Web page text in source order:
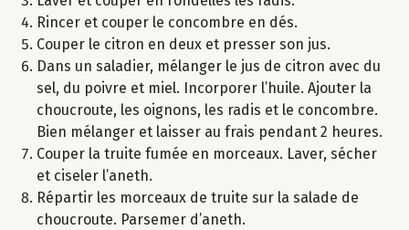
Rincer et couper le concombre en dés.
Couper le citron en deux et presser son jus.
Dans un saladier, mélanger le jus de citron avec du
sel, du poivre et miel. Incorporer l’huile. Ajouter la
choucroute, les oignons, les radis et le concombre.
Bien mélanger et laisser au frais pendant 2 heures.
Couper la truite fumée en morceaux. Laver, sécher
et ciseler l’aneth.
Répartir les morceaux de truite sur la salade de
choucroute. Parsemer d’aneth.